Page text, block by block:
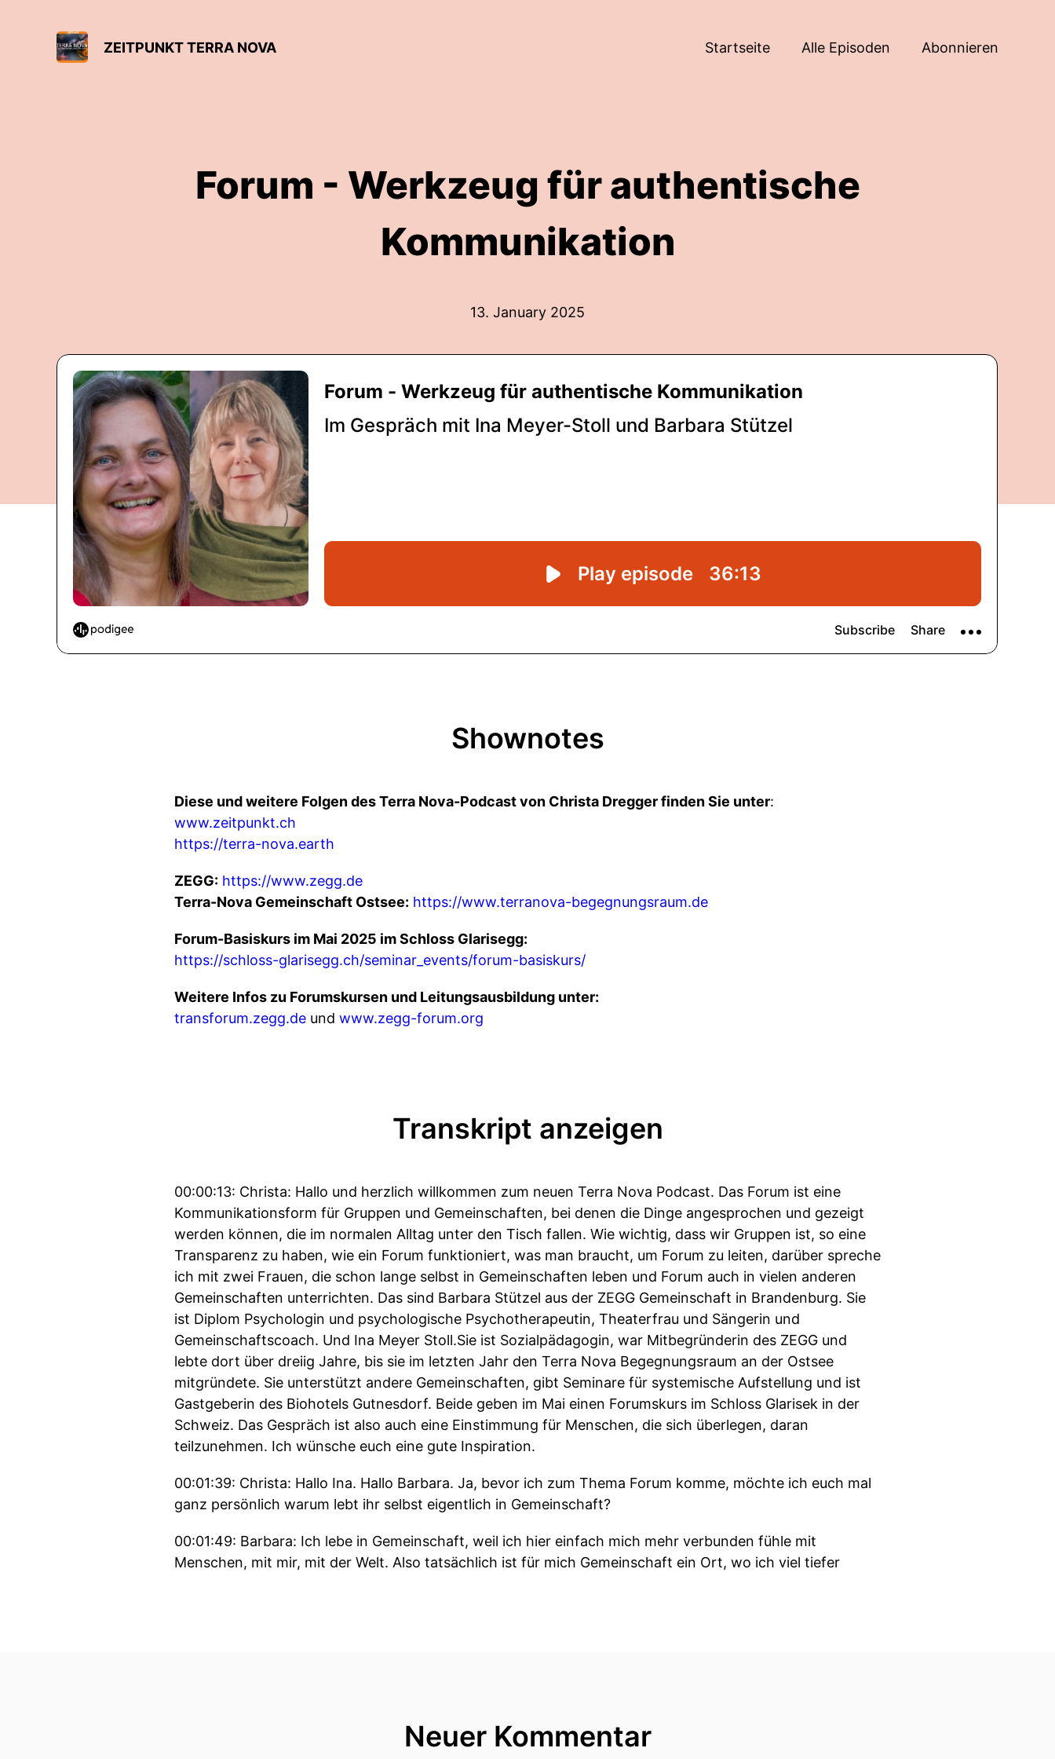
ZEITPUNKT TERRA NOVA Startseite Alle Episoden Abonnieren
Forum - Werkzeug für authentische
Kommunikation
13. January 2025
Shownotes
Diese und weitere Folgen des Terra Nova-Podcast von Christa Dregger finden Sie unter:
www.zeitpunkt.ch
https://terra-nova.earth
ZEGG: https://www.zegg.de
Terra-Nova Gemeinschaft Ostsee: https://www.terranova-begegnungsraum.de
Forum-Basiskurs im Mai 2025 im Schloss Glarisegg:
https://schloss-glarisegg.ch/seminar_events/forum-basiskurs/
Weitere Infos zu Forumskursen und Leitungsausbildung unter:
transforum.zegg.de und www.zegg-forum.org
Transkript anzeigen
00:00:13: Christa: Hallo und herzlich willkommen zum neuen Terra Nova Podcast. Das Forum ist eine
Kommunikationsform für Gruppen und Gemeinschaften, bei denen die Dinge angesprochen und gezeigt
werden können, die im normalen Alltag unter den Tisch fallen. Wie wichtig, dass wir Gruppen ist, so eine
Transparenz zu haben, wie ein Forum funktioniert, was man braucht, um Forum zu leiten, darüber spreche
ich mit zwei Frauen, die schon lange selbst in Gemeinschaften leben und Forum auch in vielen anderen
Gemeinschaften unterrichten. Das sind Barbara Stützel aus der ZEGG Gemeinschaft in Brandenburg. Sie
ist Diplom Psychologin und psychologische Psychotherapeutin, Theaterfrau und Sängerin und
Gemeinschaftscoach. Und Ina Meyer Stoll.Sie ist Sozialpädagogin, war Mitbegründerin des ZEGG und
lebte dort über dreiig Jahre, bis sie im letzten Jahr den Terra Nova Begegnungsraum an der Ostsee
mitgründete. Sie unterstützt andere Gemeinschaften, gibt Seminare für systemische Aufstellung und ist
Gastgeberin des Biohotels Gutnesdorf. Beide geben im Mai einen Forumskurs im Schloss Glarisek in der
Schweiz. Das Gespräch ist also auch eine Einstimmung für Menschen, die sich überlegen, daran
teilzunehmen. Ich wünsche euch eine gute Inspiration.
00:01:39: Christa: Hallo Ina. Hallo Barbara. Ja, bevor ich zum Thema Forum komme, möchte ich euch mal
ganz persönlich warum lebt ihr selbst eigentlich in Gemeinschaft?
00:01:49: Barbara: Ich lebe in Gemeinschaft, weil ich hier einfach mich mehr verbunden fühle mit
Menschen, mit mir, mit der Welt. Also tatsächlich ist für mich Gemeinschaft ein Ort, wo ich viel tiefer
Und das in einer Klarheit und Schönheit und Verbundenheit zu leben, in Gemeinschaft gemeinsam zu
Neuer Kommentar